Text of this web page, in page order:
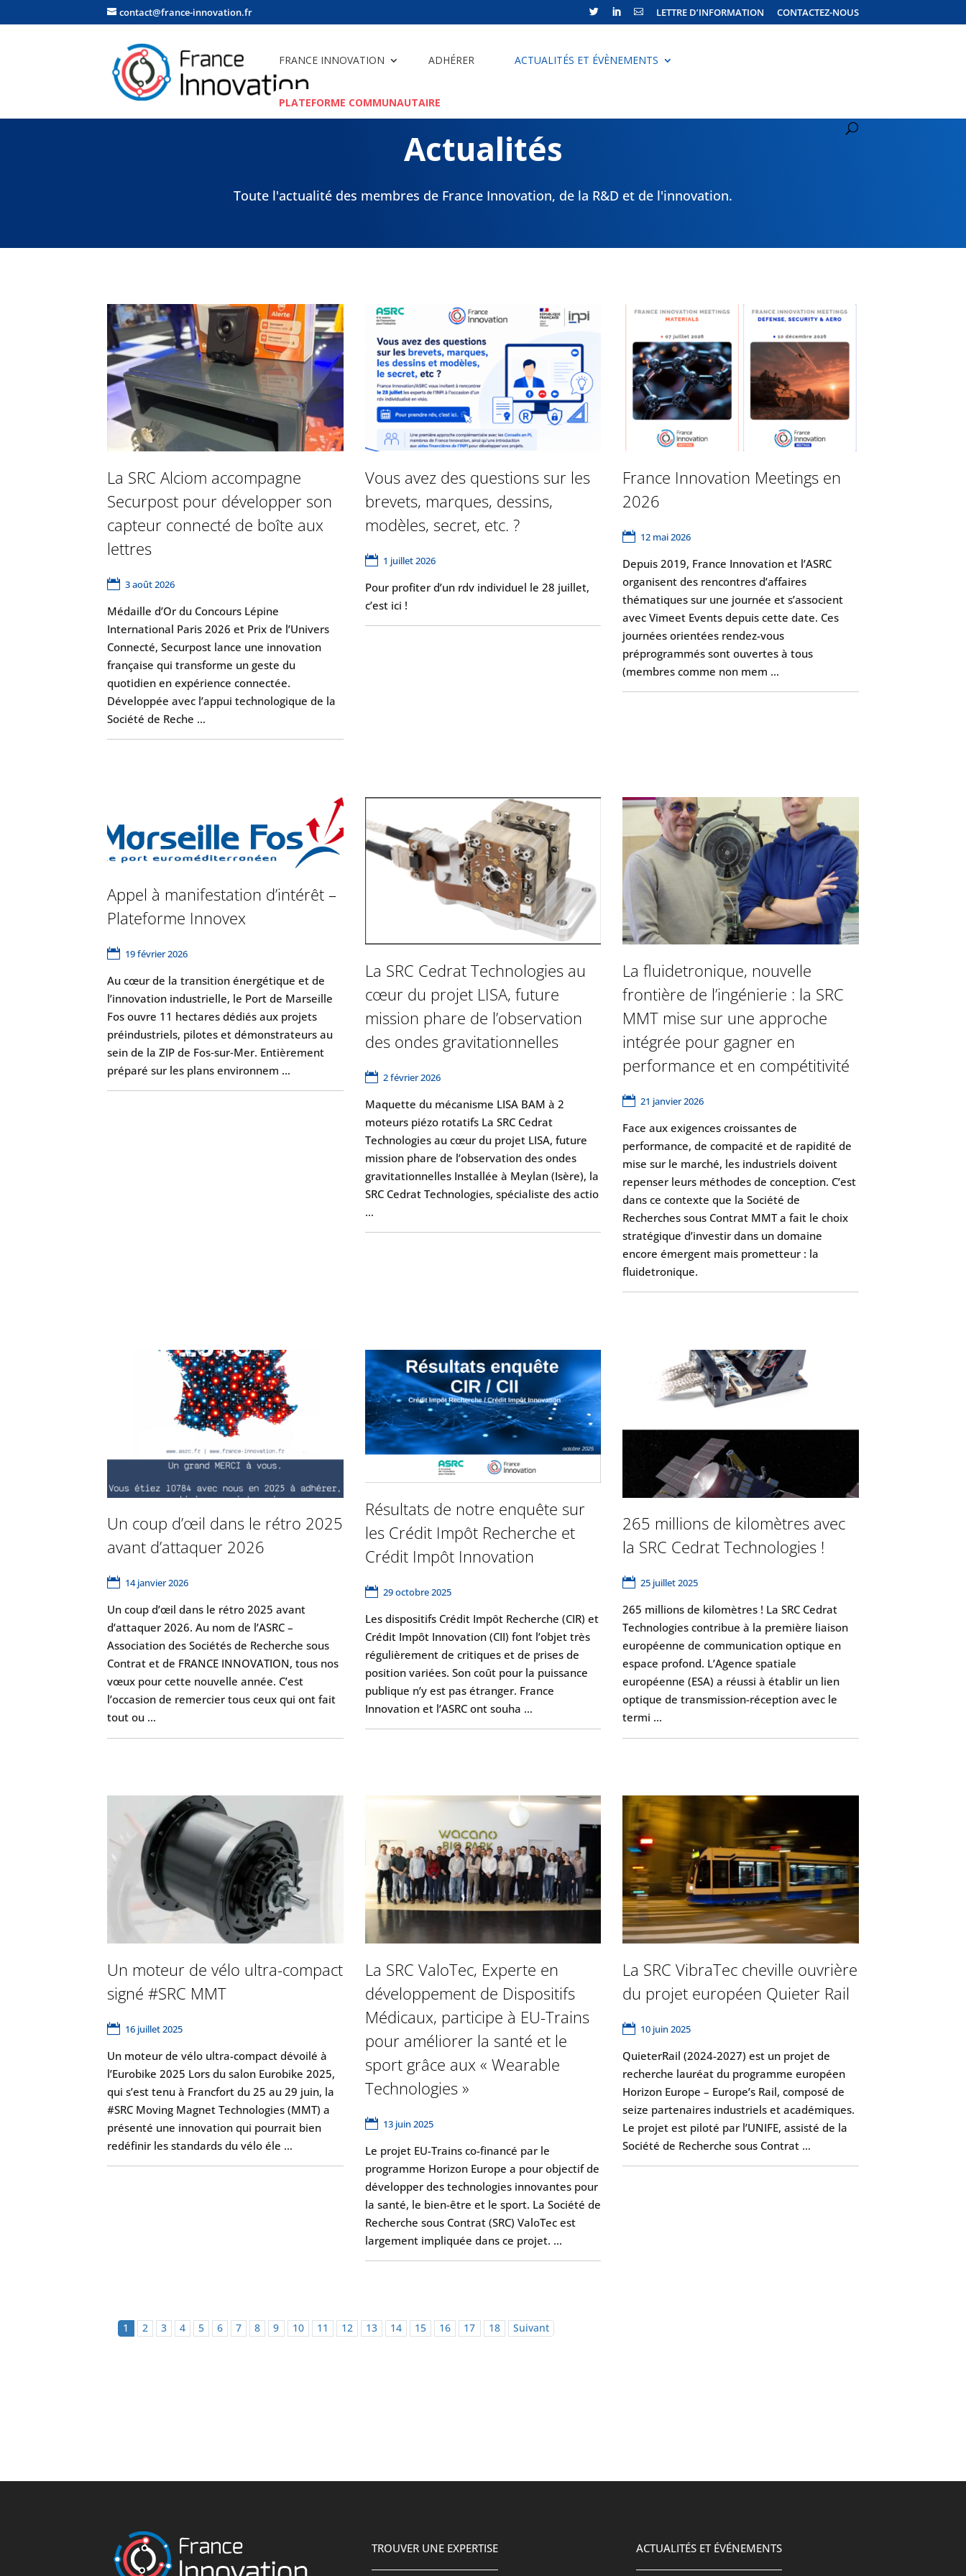
contact@france-innovation.fr    LETTRE D’INFORMATION CONTACTEZ-NOUS
FRANCE INNOVATION ADHÉRER ACTUALITÉS ET ÉVÈNEMENTS
PLATEFORME COMMUNAUTAIRE
Actualités
Toute l'actualité des membres de France Innovation, de la R&D et de l'innovation.
La SRC Alciom accompagne
Securpost pour développer son
capteur connecté de boîte aux
lettres
3 août 2026
Médaille d’Or du Concours Lépine
International Paris 2026 et Prix de l’Univers
Connecté, Securpost lance une innovation
française qui transforme un geste du
quotidien en expérience connectée.
Développée avec l’appui technologique de la
Société de Reche …
Vous avez des questions sur les
brevets, marques, dessins,
modèles, secret, etc. ?
1 juillet 2026
Pour profiter d’un rdv individuel le 28 juillet,
c’est ici !
France Innovation Meetings en
2026
12 mai 2026
Depuis 2019, France Innovation et l’ASRC
organisent des rencontres d’affaires
thématiques sur une journée et s’associent
avec Vimeet Events depuis cette date. Ces
journées orientées rendez-vous
préprogrammés sont ouvertes à tous
(membres comme non mem …
Appel à manifestation d’intérêt –
Plateforme Innovex
19 février 2026
Au cœur de la transition énergétique et de
l’innovation industrielle, le Port de Marseille
Fos ouvre 11 hectares dédiés aux projets
préindustriels, pilotes et démonstrateurs au
sein de la ZIP de Fos‑sur‑Mer. Entièrement
préparé sur les plans environnem …
La SRC Cedrat Technologies au
cœur du projet LISA, future
mission phare de l’observation
des ondes gravitationnelles
2 février 2026
Maquette du mécanisme LISA BAM à 2
moteurs piézo rotatifs La SRC Cedrat
Technologies au cœur du projet LISA, future
mission phare de l’observation des ondes
gravitationnelles Installée à Meylan (Isère), la
SRC Cedrat Technologies, spécialiste des actio
…
La fluidetronique, nouvelle
frontière de l’ingénierie : la SRC
MMT mise sur une approche
intégrée pour gagner en
performance et en compétitivité
21 janvier 2026
Face aux exigences croissantes de
performance, de compacité et de rapidité de
mise sur le marché, les industriels doivent
repenser leurs méthodes de conception. C’est
dans ce contexte que la Société de
Recherches sous Contrat MMT a fait le choix
stratégique d’investir dans un domaine
encore émergent mais prometteur : la
fluidetronique.
Un coup d’œil dans le rétro 2025
avant d’attaquer 2026
14 janvier 2026
Un coup d’œil dans le rétro 2025 avant
d’attaquer 2026. Au nom de l’ASRC –
Association des Sociétés de Recherche sous
Contrat et de FRANCE INNOVATION, tous nos
vœux pour cette nouvelle année. C’est
l’occasion de remercier tous ceux qui ont fait
tout ou …
Résultats de notre enquête sur
les Crédit Impôt Recherche et
Crédit Impôt Innovation
29 octobre 2025
Les dispositifs Crédit Impôt Recherche (CIR) et
Crédit Impôt Innovation (CII) font l’objet très
régulièrement de critiques et de prises de
position variées. Son coût pour la puissance
publique n’y est pas étranger. France
Innovation et l’ASRC ont souha …
265 millions de kilomètres avec
la SRC Cedrat Technologies !
25 juillet 2025
265 millions de kilomètres ! La SRC Cedrat
Technologies contribue à la première liaison
européenne de communication optique en
espace profond. L’Agence spatiale
européenne (ESA) a réussi à établir un lien
optique de transmission-réception avec le
termi …
Un moteur de vélo ultra-compact
signé #SRC MMT
16 juillet 2025
Un moteur de vélo ultra-compact dévoilé à
l’Eurobike 2025 Lors du salon Eurobike 2025,
qui s’est tenu à Francfort du 25 au 29 juin, la
#SRC Moving Magnet Technologies (MMT) a
présenté une innovation qui pourrait bien
redéfinir les standards du vélo éle …
La SRC ValoTec, Experte en
développement de Dispositifs
Médicaux, participe à EU-Trains
pour améliorer la santé et le
sport grâce aux « Wearable
Technologies »
13 juin 2025
Le projet EU-Trains co-financé par le
programme Horizon Europe a pour objectif de
développer des technologies innovantes pour
la santé, le bien-être et le sport. La Société de
Recherche sous Contrat (SRC) ValoTec est
largement impliquée dans ce projet. …
La SRC VibraTec cheville ouvrière
du projet européen Quieter Rail
10 juin 2025
QuieterRail (2024-2027) est un projet de
recherche lauréat du programme européen
Horizon Europe – Europe’s Rail, composé de
seize partenaires industriels et académiques.
Le projet est piloté par l’UNIFE, assisté de la
Société de Recherche sous Contrat …
1 2 3 4 5 6 7 8 9 10 11 12 13 14 15 16 17 18 Suivant
TROUVER UNE EXPERTISE ACTUALITÉS ET ÉVÉNEMENTS